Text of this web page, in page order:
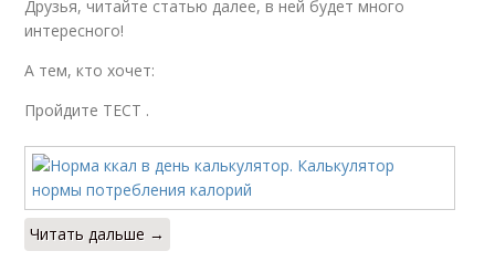
Друзья, читайте статью далее, в ней будет много
интересного!
А тем, кто хочет:
Пройдите ТЕСТ .
Читать дальше →